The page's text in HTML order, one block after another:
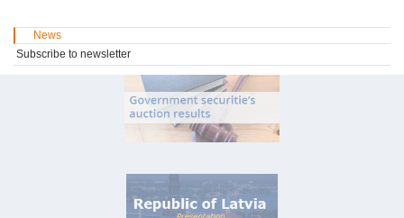
News
Subscribe to newsletter